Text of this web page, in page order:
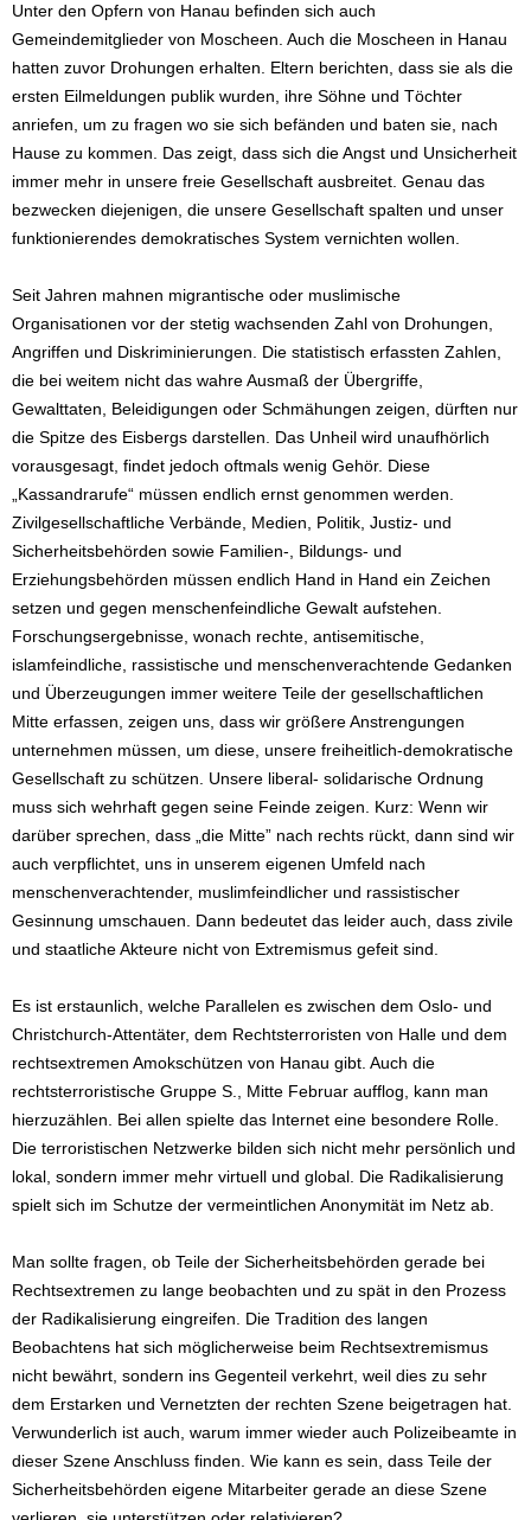
Unter den Opfern von Hanau befinden sich auch
Gemeindemitglieder von Moscheen. Auch die Moscheen in Hanau
hatten zuvor Drohungen erhalten. Eltern berichten, dass sie als die
ersten Eilmeldungen publik wurden, ihre Söhne und Töchter
anriefen, um zu fragen wo sie sich befänden und baten sie, nach
Hause zu kommen. Das zeigt, dass sich die Angst und Unsicherheit
immer mehr in unsere freie Gesellschaft ausbreitet. Genau das
bezwecken diejenigen, die unsere Gesellschaft spalten und unser
funktionierendes demokratisches System vernichten wollen.
Seit Jahren mahnen migrantische oder muslimische
Organisationen vor der stetig wachsenden Zahl von Drohungen,
Angriffen und Diskriminierungen. Die statistisch erfassten Zahlen,
die bei weitem nicht das wahre Ausmaß der Übergriffe,
Gewalttaten, Beleidigungen oder Schmähungen zeigen, dürften nur
die Spitze des Eisbergs darstellen. Das Unheil wird unaufhörlich
vorausgesagt, findet jedoch oftmals wenig Gehör. Diese
„Kassandrarufe“ müssen endlich ernst genommen werden.
Zivilgesellschaftliche Verbände, Medien, Politik, Justiz- und
Sicherheitsbehörden sowie Familien-, Bildungs- und
Erziehungsbehörden müssen endlich Hand in Hand ein Zeichen
setzen und gegen menschenfeindliche Gewalt aufstehen.
Forschungsergebnisse, wonach rechte, antisemitische,
islamfeindliche, rassistische und menschenverachtende Gedanken
und Überzeugungen immer weitere Teile der gesellschaftlichen
Mitte erfassen, zeigen uns, dass wir größere Anstrengungen
unternehmen müssen, um diese, unsere freiheitlich-demokratische
Gesellschaft zu schützen. Unsere liberal- solidarische Ordnung
muss sich wehrhaft gegen seine Feinde zeigen. Kurz: Wenn wir
darüber sprechen, dass „die Mitte” nach rechts rückt, dann sind wir
auch verpflichtet, uns in unserem eigenen Umfeld nach
menschenverachtender, muslimfeindlicher und rassistischer
Gesinnung umschauen. Dann bedeutet das leider auch, dass zivile
und staatliche Akteure nicht von Extremismus gefeit sind.
Es ist erstaunlich, welche Parallelen es zwischen dem Oslo- und
Christchurch-Attentäter, dem Rechtsterroristen von Halle und dem
rechtsextremen Amokschützen von Hanau gibt. Auch die
rechtsterroristische Gruppe S., Mitte Februar aufflog, kann man
hierzuzählen. Bei allen spielte das Internet eine besondere Rolle.
Die terroristischen Netzwerke bilden sich nicht mehr persönlich und
lokal, sondern immer mehr virtuell und global. Die Radikalisierung
spielt sich im Schutze der vermeintlichen Anonymität im Netz ab.
Man sollte fragen, ob Teile der Sicherheitsbehörden gerade bei
Rechtsextremen zu lange beobachten und zu spät in den Prozess
der Radikalisierung eingreifen. Die Tradition des langen
Beobachtens hat sich möglicherweise beim Rechtsextremismus
nicht bewährt, sondern ins Gegenteil verkehrt, weil dies zu sehr
dem Erstarken und Vernetzten der rechten Szene beigetragen hat.
Verwunderlich ist auch, warum immer wieder auch Polizeibeamte in
dieser Szene Anschluss finden. Wie kann es sein, dass Teile der
Sicherheitsbehörden eigene Mitarbeiter gerade an diese Szene